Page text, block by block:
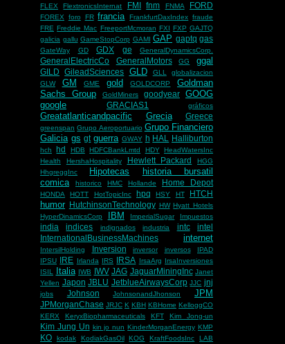
FLEX
FlextronicsInternat FMI fnm FNMA FORD
FOREX foro FR francia FrankfurtDaxIndex fraude
FRE Freddie Mac FreeportMcmoran FXI FXP GAJTQ
galicia gallu GameStopCorp GAMI GAP gaptq gas
GateWay GD GDX ge GeneralDynamicsCorp.
GeneralElectricCo GeneralMotors GG ggal
GILD GileadSciences GLD GLL
globalizacion
GLW
GM GME gold GOLDCORP
Goldman
Sachs Group
GoldMiners goodyear
GOOG
google
GRACIAS1 gráficos
Greatatlanticandpacific Grecia Greece
greenspan Grupo Aeroportuario Grupo Financiero
Galicia gs gt guerra GWAY h HAL Halliburton
hch hd HDB HDFCBankLmtd HDY
HeadWatersInc
Health
HershaHospitality Hewlett Packard
HGG
HhgreggInc
Hipotecas
historia bursatil
comica
historico HMC Hollande Home Depot
HONDA HOTT HotTopicInc hpq HSY HT HTCH
humor HutchinsonTechnology HW Hyatt Hotels
HyperDinamicsCorp
IBM ImperialSugar Impuestos
india indices indignados industria intc
intel
InternationalBusinessMachines
internet
IntersilHolding Inversion inversor inversos
IPAD
IPSU
IRE Irlanda IRS IRSA IrsaArg
IrsaInversiones
ISIL
Italia IWB IWV JAG JaguarMiningInc Janet
Yellen Japon JBLU JetblueAirwaysCorp JJC jnj
jobs Johnson JohnsonandJhonson JPM
JPMorganChase JRJC K KBH KBHome KelloggCO
KERX
KeryxBiopharmaceuticals KFT Kim Jong-un
Kim Jung Un kin jo nun KinderMorganEnergy KMP
KO kodak KodiakGasOil KOG KraftFoodsInc
LAB